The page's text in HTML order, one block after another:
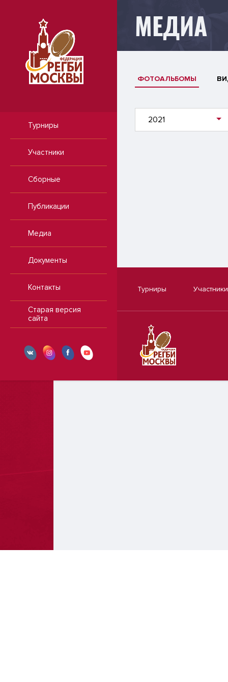
Турниры
Участники
Сборные
Публикации
Медиа
Документы
Контакты
Старая версия
сайта
МЕДИА
ФОТОАЛЬБОМЫ
2021
Турниры Участники